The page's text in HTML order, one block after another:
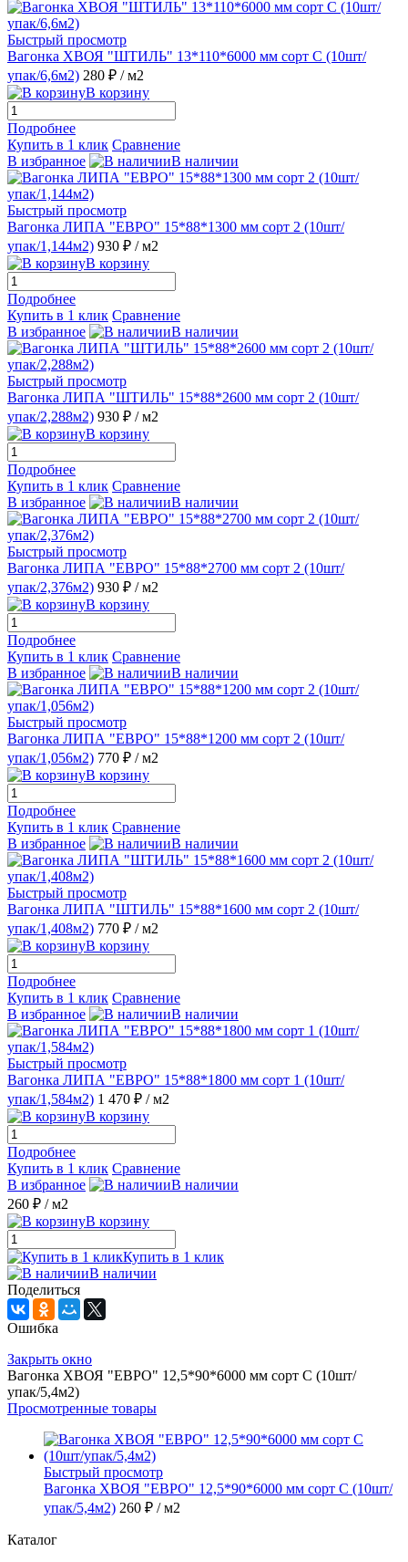
Быстрый просмотр
Вагонка ХВОЯ "ШТИЛЬ" 13*110*6000 мм сорт С (10шт/
упак/6,6м2) 280 ₽ / м2
В корзину
Подробнее
Купить в 1 клик Сравнение
В избранное
В наличии
Быстрый просмотр
Вагонка ЛИПА "ЕВРО" 15*88*1300 мм сорт 2 (10шт/
упак/1,144м2) 930 ₽ / м2
В корзину
Подробнее
Купить в 1 клик Сравнение
В избранное
В наличии
Быстрый просмотр
Вагонка ЛИПА "ШТИЛЬ" 15*88*2600 мм сорт 2 (10шт/
упак/2,288м2) 930 ₽ / м2
В корзину
Подробнее
Купить в 1 клик Сравнение
В избранное
В наличии
Быстрый просмотр
Вагонка ЛИПА "ЕВРО" 15*88*2700 мм сорт 2 (10шт/
упак/2,376м2) 930 ₽ / м2
В корзину
Подробнее
Купить в 1 клик Сравнение
В избранное
В наличии
Быстрый просмотр
Вагонка ЛИПА "ЕВРО" 15*88*1200 мм сорт 2 (10шт/
упак/1,056м2) 770 ₽ / м2
В корзину
Подробнее
Купить в 1 клик Сравнение
В избранное
В наличии
Быстрый просмотр
Вагонка ЛИПА "ШТИЛЬ" 15*88*1600 мм сорт 2 (10шт/
упак/1,408м2) 770 ₽ / м2
В корзину
Подробнее
Купить в 1 клик Сравнение
В избранное
В наличии
Быстрый просмотр
Вагонка ЛИПА "ЕВРО" 15*88*1800 мм сорт 1 (10шт/
упак/1,584м2) 1 470 ₽ / м2
В корзину
Подробнее
Купить в 1 клик Сравнение
В избранное
В наличии
260 ₽ / м2
В корзину
Купить в 1 клик
В наличии
Поделиться
Ошибка
Закрыть окно
Вагонка ХВОЯ "ЕВРО" 12,5*90*6000 мм сорт С (10шт/
упак/5,4м2)
Просмотренные товары
Быстрый просмотр
Вагонка ХВОЯ "ЕВРО" 12,5*90*6000 мм сорт С (10шт/
упак/5,4м2) 260 ₽ / м2
Каталог